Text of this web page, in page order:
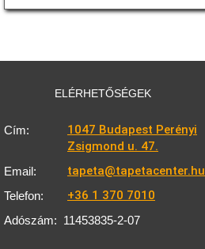
ELÉRHETŐSÉGEK
Cím:
1047 Budapest Perényi
Zsigmond u. 47.
Email: tapeta@tapetacenter.hu
Telefon: +36 1 370 7010
Adószám: 11453835-2-07